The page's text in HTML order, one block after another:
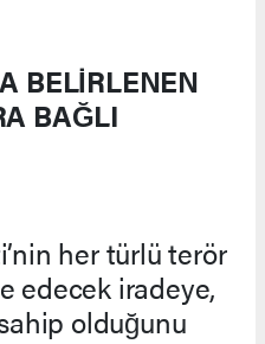
BELİRLENEN
BAĞLI
her türlü terör
edecek iradeye,
olduğunu